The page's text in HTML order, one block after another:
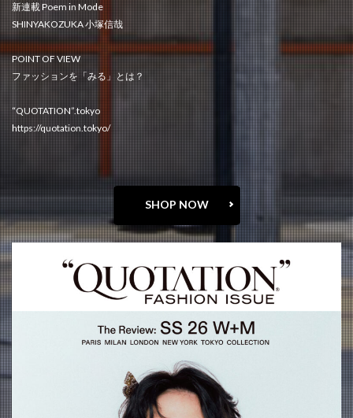
新連載 Poem in Mode
SHINYAKOZUKA 小塚信哉
POINT OF VIEW
ファッションを「みる」とは？
“QUOTATION”.tokyo
https://quotation.tokyo/
SHOP NOW